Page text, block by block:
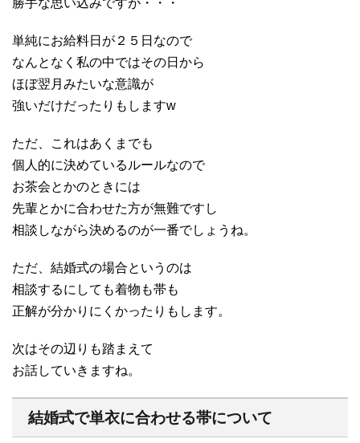
勝手な思い込みですが・・・
単純にお給料日が２５日なので
なんとなく私の中ではその日から
ほぼ翌月みたいな意識が
強いだけだったりもしますw
ただ、これはあくまでも
個人的に決めているルールなので
お茶会とかのときには
先輩とかに合わせた方が無難ですし
相談しながら決めるのが一番でしょうね。
ただ、結婚式の場合というのは
相談するにしても着物も帯も
正解が分かりにくかったりもします。
次はその辺りも踏まえて
お話していきますね。
結婚式で単衣に合わせる帯について